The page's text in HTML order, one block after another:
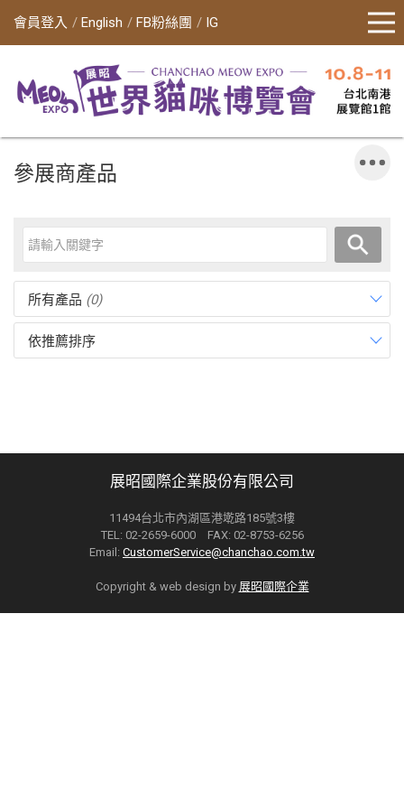
會員登入 English FB粉絲團 IG
參展商產品
所有產品 (0)
依推薦排序
展昭國際企業股份有限公司
11494台北市內湖區港墘路185號3樓
TEL: 02-2659-6000 FAX: 02-8753-6256
Email: CustomerService@chanchao.com.tw
Copyright & web design by 展昭國際企業